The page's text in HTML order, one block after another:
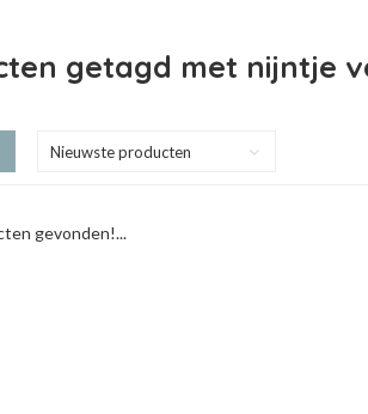
getagd met nijntje
Nieuwste producten
gevonden!...